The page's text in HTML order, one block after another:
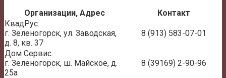
Организации, Адрес
Контакт
КвадРус.
г. Зеленогорск, ул. Заводская,
д. 8, кв. 37
8 (913) 583-07-01
Дом Сервис.
г. Зеленогорск, ш. Майское, д.
25а
8 (39169) 2-90-96